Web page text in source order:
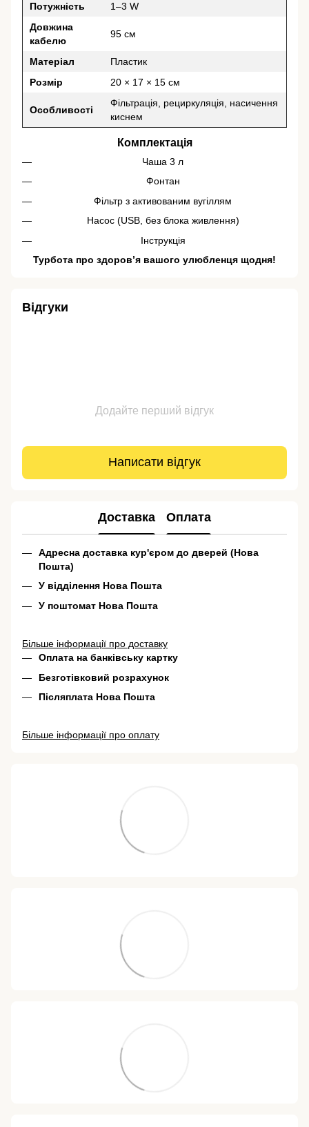
Потужність
1–3 W
Довжина
кабелю
95 см
Матеріал
Пластик
Розмір
20 × 17 × 15 см
Особливості
Фільтрація, рециркуляція, насичення
киснем
Комплектація
Чаша 3 л
Фонтан
Фільтр з активованим вугіллям
Насос (USB, без блока живлення)
Інструкція
Турбота про здоров’я вашого улюбленця щодня!
Відгуки
Додайте перший відгук
Написати відгук
Доставка Оплата
Адресна доставка кур'єром до дверей (Нова
Пошта)
У відділення Нова Пошта
У поштомат Нова Пошта
Більше інформації про доставку
Оплата на банківську картку
Безготівковий розрахунок
Післяплата Нова Пошта
Більше інформації про оплату